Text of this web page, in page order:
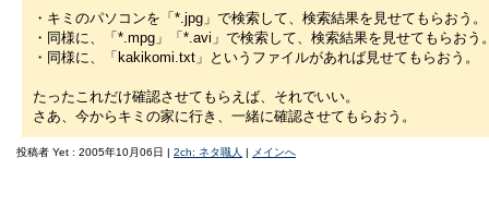
・キミのパソコンを「*.jpg」で検索して、検索結果を見せてもらおう。
・同様に、「*.mpg」「*.avi」で検索して、検索結果を見せてもらおう。
・同様に、「kakikomi.txt」というファイルがあれば見せてもらおう。
たったこれだけ確認させてもらえば、それでいい。
さあ、今からキミの家に行き、一緒に確認させてもらおう。
投稿者 Yet : 2005年10月06日 | 2ch: ネタ職人 | メインへ